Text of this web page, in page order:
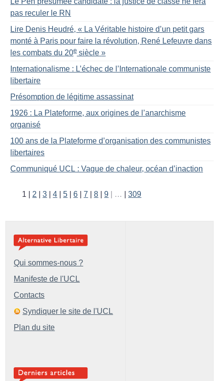
pas reculer le RN
Lire Denis Heudré, « La Véritable histoire d’un petit gars
monté à Paris pour faire la révolution, René Lefeuvre dans
les combats du 20esiècle »
Internationalisme : L’échec de l’Internationale communiste
libertaire
Présomption de légitime assassinat
1926 : La Plateforme, aux origines de l’anarchisme
organisé
100 ans de la Plateforme d’organisation des communistes
libertaires
Communiqué UCL : Vague de chaleur, océan d’inaction
1 2 3 4 5 6 7 8 9 … 309
Qui sommes-nous ?
Manifeste de l'UCL
Contacts
Syndiquer le site de l'UCL
Plan du site